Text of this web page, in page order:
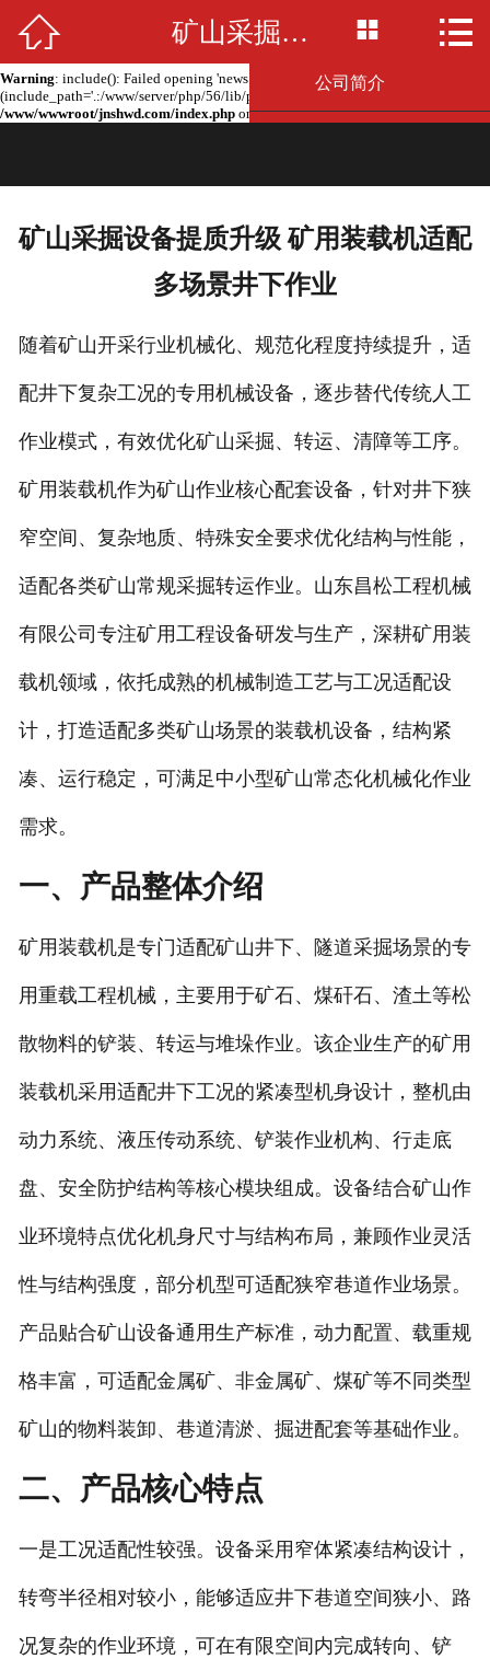
Warning: include(news.php): failed to open stream: No such file or directory in
/www/wwwroot/jnshwd.com/index.phpon line 2
Warning: include(): Failed opening 'news.php' for inclusion
(include_path='.:/www/server/php/56/lib/php') in
/www/wwwroot/jnshwd.com/index.php on line2
网站首页
公司简介
留言板
 矿山采掘设备提质升级 矿用装载机适配多场景井下作业  
矿山采掘设备提质升级 矿用装载机适配
多场景井下作业
随着矿山开采行业机械化、规范化程度持续提升，适
配井下复杂工况的专用机械设备，逐步替代传统人工
作业模式，有效优化矿山采掘、转运、清障等工序。
矿用装载机作为矿山作业核心配套设备，针对井下狭
窄空间、复杂地质、特殊安全要求优化结构与性能，
适配各类矿山常规采掘转运作业。山东昌松工程机械
有限公司专注矿用工程设备研发与生产，深耕矿用装
载机领域，依托成熟的机械制造工艺与工况适配设
计，打造适配多类矿山场景的装载机设备，结构紧
凑、运行稳定，可满足中小型矿山常态化机械化作业
需求。
一、产品整体介绍
矿用装载机是专门适配矿山井下、隧道采掘场景的专
用重载工程机械，主要用于矿石、煤矸石、渣土等松
散物料的铲装、转运与堆垛作业。该企业生产的矿用
装载机采用适配井下工况的紧凑型机身设计，整机由
动力系统、液压传动系统、铲装作业机构、行走底
盘、安全防护结构等核心模块组成。设备结合矿山作
业环境特点优化机身尺寸与结构布局，兼顾作业灵活
性与结构强度，部分机型可适配狭窄巷道作业场景。
产品贴合矿山设备通用生产标准，动力配置、载重规
格丰富，可适配金属矿、非金属矿、煤矿等不同类型
矿山的物料装卸、巷道清淤、掘进配套等基础作业。
二、产品核心特点
一是工况适配性较强。设备采用窄体紧凑结构设计，
转弯半径相对较小，能够适应井下巷道空间狭小、路
况复杂的作业环境，可在有限空间内完成转向、铲